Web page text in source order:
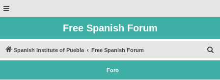
Free Spanish Forum
Spanish Institute of Puebla Free Spanish Forum
u
Foro